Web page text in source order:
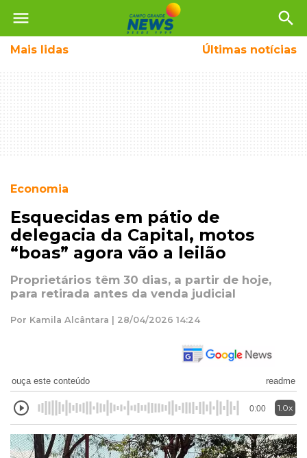
menu search
Mais lidas Últimas notícias
Economia
Esquecidas em pátio de
delegacia da Capital, motos
“boas” agora vão a leilão
Proprietários têm 30 dias, a partir de hoje,
para retirada antes da venda judicial
Por Kamila Alcântara | 28/04/2026 14:24
ouça este conteúdo readme
0:00 1.0x